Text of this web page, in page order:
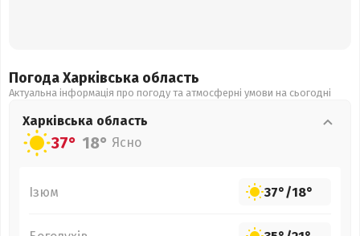
Погода Харківська область
Актуальна інформація про погоду та атмосферні умови на сьогодні
Харківська область
37° 18° Ясно
Ізюм 37°/18°